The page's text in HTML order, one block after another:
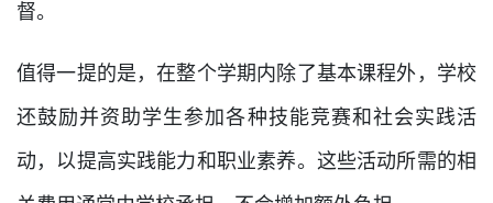
督。
值得一提的是，在整个学期内除了基本课程外，学校
还鼓励并资助学生参加各种技能竞赛和社会实践活
动，以提高实践能力和职业素养。这些活动所需的相